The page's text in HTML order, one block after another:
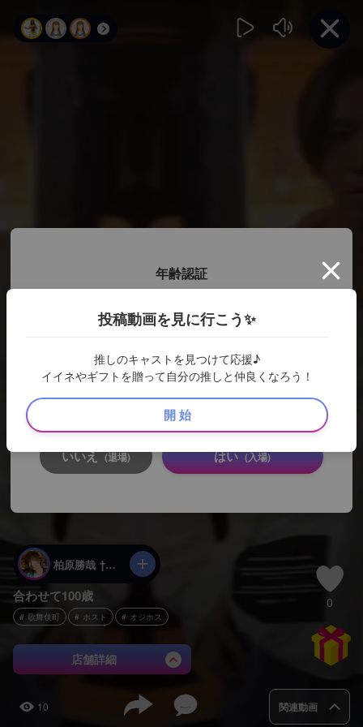
柏原勝哉 †伯爵†
合わせて100歳
歌舞伎町 ホスト オジホス
店舗詳細
0
10 関連動画
年齢認証
ここから先は、キャストのSNSサイトとなります。 18歳未満の方
のアクセスは固くお断りします。
いいえ (退場) はい (入場)
投稿動画を見に行こう✨
推しのキャストを見つけて応援♪
イイネやギフトを贈って自分の推しと仲良くなろう！
開 始